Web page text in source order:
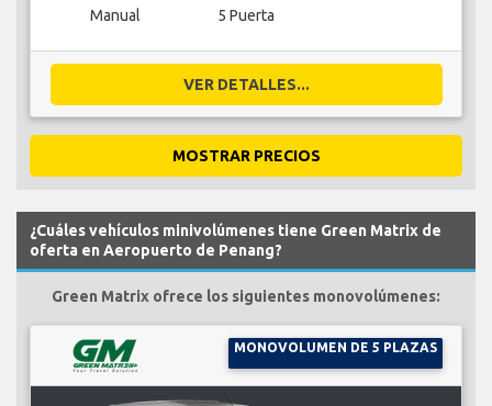
Manual 5 Puerta
VER DETALLES...
MOSTRAR PRECIOS
¿Cuáles vehículos minivolúmenes tiene Green Matrix de
oferta en Aeropuerto de Penang?
Green Matrix ofrece los siguientes monovolúmenes:
MONOVOLUMEN DE 5 PLAZAS